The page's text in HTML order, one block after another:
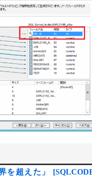
を超えた」